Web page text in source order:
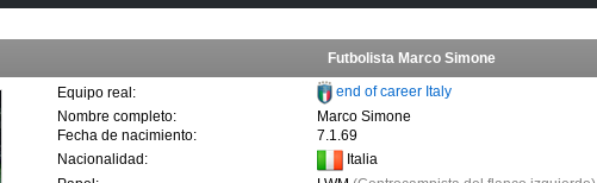
Futbolista Marco Simone
Equipo real:
end of career Italy
Nombre completo:
Marco Simone
Fecha de nacimiento:
7.1.69
Nacionalidad:
Italia